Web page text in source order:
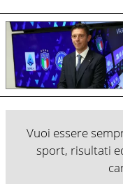
Vuoi essere
sport, risultati